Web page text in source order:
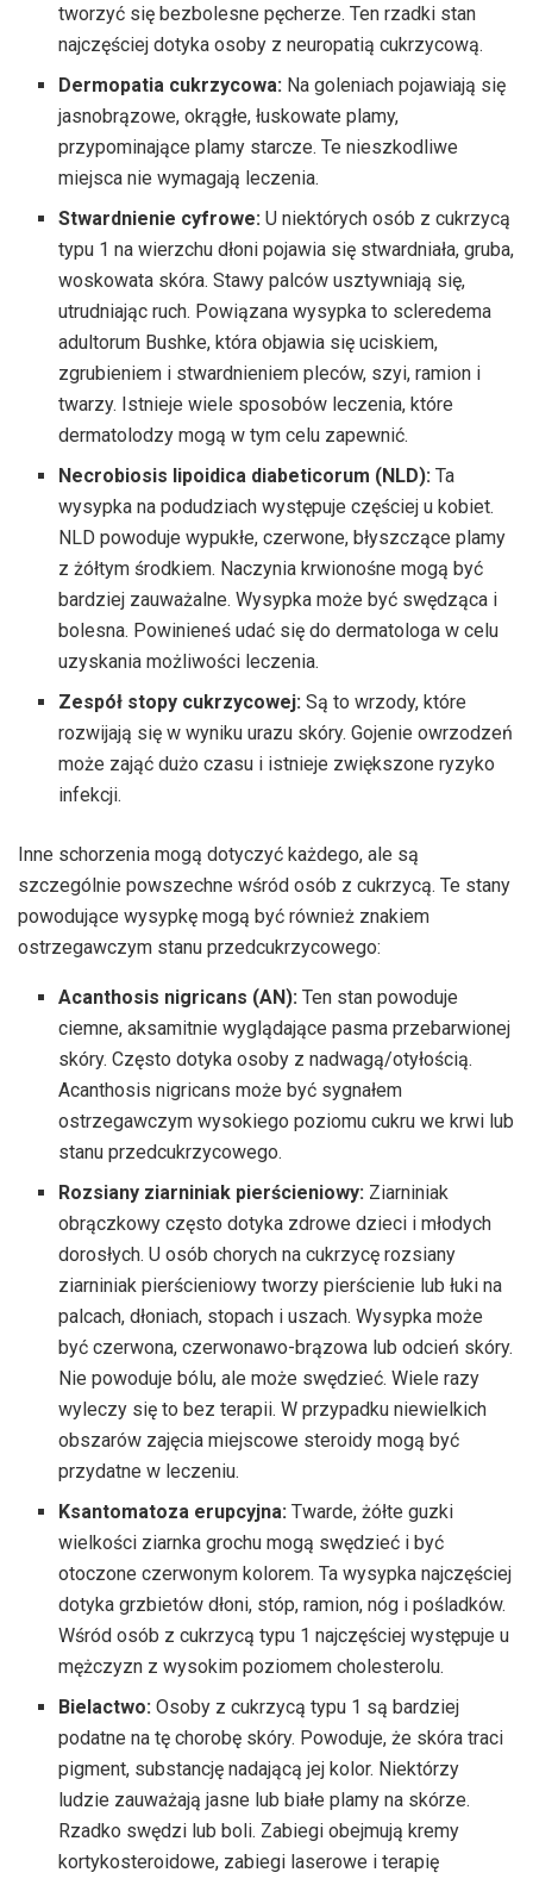
tworzyć się bezbolesne pęcherze. Ten rzadki stan
najczęściej dotyka osoby z neuropatią cukrzycową.
Dermopatia cukrzycowa: Na goleniach pojawiają się
jasnobrązowe, okrągłe, łuskowate plamy,
przypominające plamy starcze. Te nieszkodliwe
miejsca nie wymagają leczenia.
Stwardnienie cyfrowe: U niektórych osób z cukrzycą
typu 1 na wierzchu dłoni pojawia się stwardniała, gruba,
woskowata skóra. Stawy palców usztywniają się,
utrudniając ruch. Powiązana wysypka to scleredema
adultorum Bushke, która objawia się uciskiem,
zgrubieniem i stwardnieniem pleców, szyi, ramion i
twarzy. Istnieje wiele sposobów leczenia, które
dermatolodzy mogą w tym celu zapewnić.
Necrobiosis lipoidica diabeticorum (NLD): Ta
wysypka na podudziach występuje częściej u kobiet.
NLD powoduje wypukłe, czerwone, błyszczące plamy
z żółtym środkiem. Naczynia krwionośne mogą być
bardziej zauważalne. Wysypka może być swędząca i
bolesna. Powinieneś udać się do dermatologa w celu
uzyskania możliwości leczenia.
Zespół stopy cukrzycowej:Są to wrzody, które
rozwijają się w wyniku urazu skóry. Gojenie owrzodzeń
może zająć dużo czasu i istnieje zwiększone ryzyko
infekcji.
Inne schorzenia mogą dotyczyć każdego, ale są
szczególnie powszechne wśród osób z cukrzycą. Te stany
powodujące wysypkę mogą być również znakiem
ostrzegawczym stanu przedcukrzycowego:
Acanthosis nigricans (AN): Ten stan powoduje
ciemne, aksamitnie wyglądające pasma przebarwionej
skóry. Często dotyka osoby z nadwagą/otyłością.
Acanthosis nigricans może być sygnałem
ostrzegawczym wysokiego poziomu cukru we krwi lub
stanu przedcukrzycowego.
Rozsiany ziarniniak pierścieniowy: Ziarniniak
obrączkowy często dotyka zdrowe dzieci i młodych
dorosłych. U osób chorych na cukrzycę rozsiany
ziarniniak pierścieniowy tworzy pierścienie lub łuki na
palcach, dłoniach, stopach i uszach. Wysypka może
być czerwona, czerwonawo-brązowa lub odcień skóry.
Nie powoduje bólu, ale może swędzieć. Wiele razy
wyleczy się to bez terapii. W przypadku niewielkich
obszarów zajęcia miejscowe steroidy mogą być
przydatne w leczeniu.
Ksantomatoza erupcyjna:Twarde, żółte guzki
wielkości ziarnka grochu mogą swędzieć i być
otoczone czerwonym kolorem. Ta wysypka najczęściej
dotyka grzbietów dłoni, stóp, ramion, nóg i pośladków.
Wśród osób z cukrzycą typu 1 najczęściej występuje u
mężczyzn z wysokim poziomem cholesterolu.
Bielactwo:Osoby z cukrzycą typu 1 są bardziej
podatne na tę chorobę skóry. Powoduje, że skóra traci
pigment, substancję nadającą jej kolor. Niektórzy
ludzie zauważają jasne lub białe plamy na skórze.
Rzadko swędzi lub boli. Zabiegi obejmują kremy
kortykosteroidowe, zabiegi laserowe i terapię